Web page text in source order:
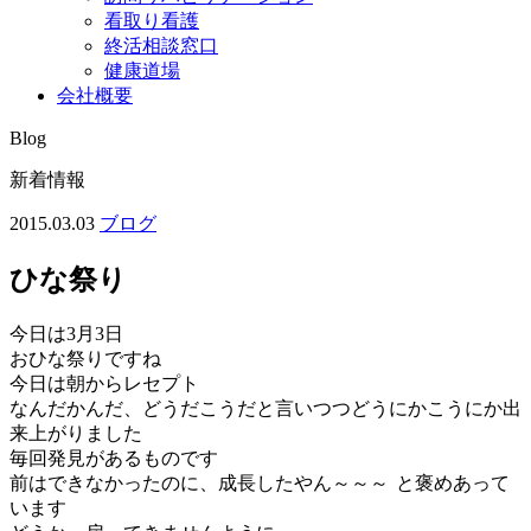
看取り看護
終活相談窓口
健康道場
会社概要
Blog
新着情報
2015.03.03 ブログ
ひな祭り
今日は3月3日
おひな祭りですね
今日は朝からレセプト
なんだかんだ、どうだこうだと言いつつどうにかこうにか出
来上がりました
毎回発見があるものです
前はできなかったのに、成長したやん～～～
と褒めあって
います